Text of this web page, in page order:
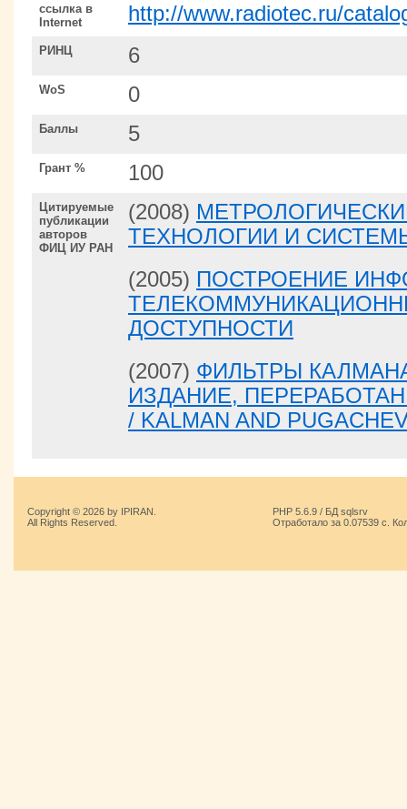
ссылка в
Internet
http://www.radiotec.ru/
РИНЦ 6
WoS 0
Баллы 5
Грант % 100
Цитируемые
публикации
авторов
ФИЦ ИУ РАН
(2008)
ТЕХНОЛОГИИ И
(2005) ПОСТРОЕНИЕ
ДОСТУПНОСТИ
(2007) ФИЛЬТРЫ
ИЗДАНИЕ,
/ KALMAN AND
Copyright © 2026 by IPIRAN.
All Rights Reserved.
PHP 5.6.9 / БД sqlsrv
Отработало за 0.07539 с.